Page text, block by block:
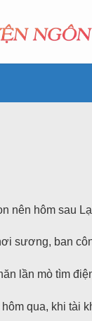
nên hôm sau
sương, ban
lần mò tìm
qua, khi tài